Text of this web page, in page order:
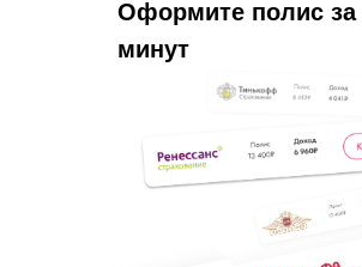
Оформите полис за
минут